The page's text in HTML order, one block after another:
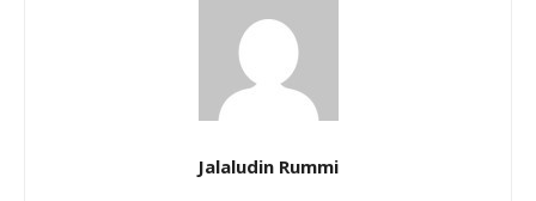
Jalaludin Rummi